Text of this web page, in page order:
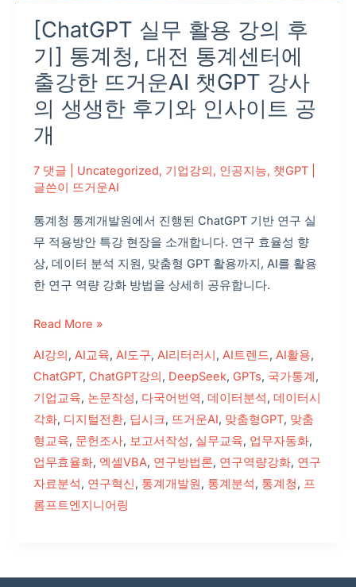
[ChatGPT 실무 활용 강의 후
기] 통계청, 대전 통계센터에
출강한 뜨거운AI 챗GPT 강사
의 생생한 후기와 인사이트 공
개
7 댓글 Uncategorized, 기업강의 , 인공지능, 챗GPT|
글쓴이 뜨거운AI
통계청 통계개발원에서 진행된 ChatGPT 기반 연구 실
무 적용방안 특강 현장을 소개합니다. 연구 효율성 향
상, 데이터 분석 지원, 맞춤형 GPT 활용까지, AI를 활용
한 연구 역량 강화 방법을 상세히 공유합니다.
센
터
에
출
강
한
거
AI
챗
GPT
강
의
생
생
한
후
기
와
인
사
Read More »
AI강의, AI교육, AI도구, AI리터러시, AI트렌드, AI활용,
ChatGPT, ChatGPT강의, DeepSeek, GPTs, 국가통계,
기업교육, 논문작성, 다국어번역, 데이터분석, 데이터시
각화, 디지털전환, 딥시크, 뜨거운AI, 맞춤형GPT, 맞춤
형교육, 문헌조사, 보고서작성, 실무교육, 업무자동화,
업무효율화, 엑셀VBA, 연구방법론, 연구역량강화, 연구
자료분석, 연구혁신, 통계개발원, 통계분석, 통계청, 프
롬프트엔지니어링